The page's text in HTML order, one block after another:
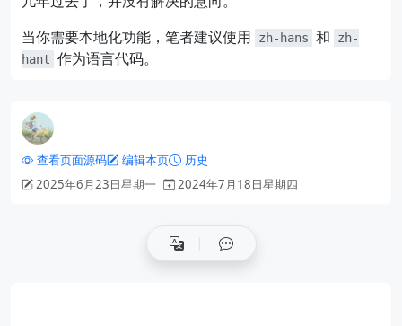
当你需要本地化功能，笔者建议使用
zh-hans 和
zh-
hant 作为语言代码。
查看页面源码 编辑本页
历史
2025年6月23日星期一
2024年7月18日星期四